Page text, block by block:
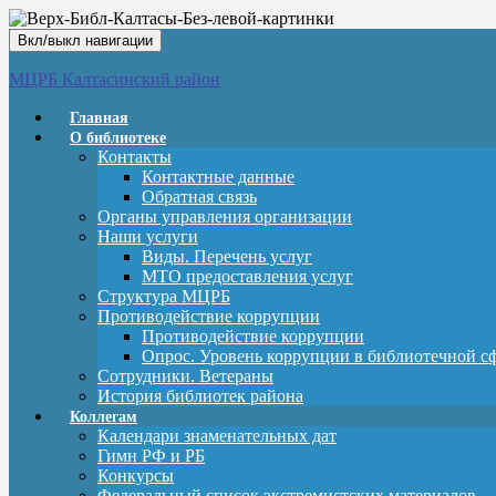
Вкл/выкл навигации
МЦРБ Калтасинский район
Главная
О библиотеке
Контакты
Контактные данные
Обратная связь
Органы управления организации
Наши услуги
Виды. Перечень услуг
МТО предоставления услуг
Структура МЦРБ
Противодействие коррупции
Противодействие коррупции
Опрос. Уровень коррупции в библиотечной
Сотрудники. Ветераны
История библиотек района
Коллегам
Календари знаменательных дат
Гимн РФ и РБ
Конкурсы